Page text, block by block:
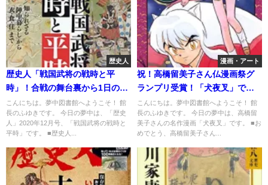
歴史人
歴史人「戦国武将の戦時と平
時」！合戦の舞台裏から1日の過
ごし方まで
こんにちは。夢中図書館へようこそ！ 館
長のふゆきです。 今日の夢中は、「歴史
人」2020年12月号、「戦国武将の戦時と
平時」です。 ■歴史人...
漫画・アート
祝！高橋留美子さん仏漫画祭グ
ランプリ受賞！「犬夜叉」でお
祝い
こんにちは。夢中図書館へようこそ！ 館
長のふゆきです。 今日の夢中は、高橋留
美子さんの名作漫画「犬夜叉」です。 ■お
めでとう、高橋留美子さん...